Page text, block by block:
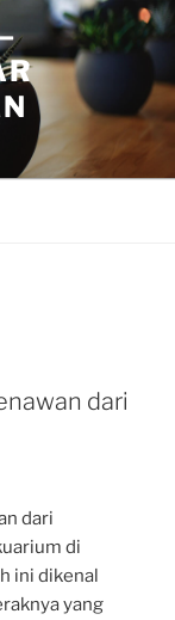
dari
dari
di
ini dikenal
yang